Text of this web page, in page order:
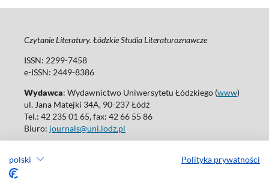
polski Polityka prywatności
Czytanie Literatury. Łódzkie Studia Literaturoznawcze
ISSN: 2299-7458
e-ISSN: 2449-8386
Wydawca: Wydawnictwo Uniwersytetu Łódzkiego (www)
ul. Jana Matejki 34A, 90-237 Łódź
Tel.: 42 235 01 65, fax: 42 66 55 86
Biuro: journals@uni.lodz.pl
W sprawie prenumeraty wydań papierowych prosimy o kontakt